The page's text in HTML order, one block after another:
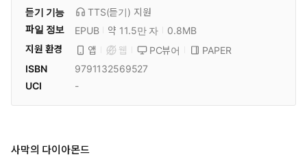
듣기 기능
TTS(듣기) 지원
파일 정보
EPUB 약 11.5만 자
0.8MB
지원 환경
앱 웹 PC뷰어
PAPER
ISBN
9791132569527
UCI
-
사막의 다이아몬드